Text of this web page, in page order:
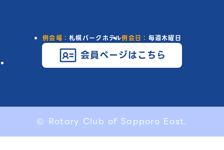
例会場：札幌パークホテル例会日： 毎週木曜日
会員ページはこちら
© Rotary Club of Sapporo East.